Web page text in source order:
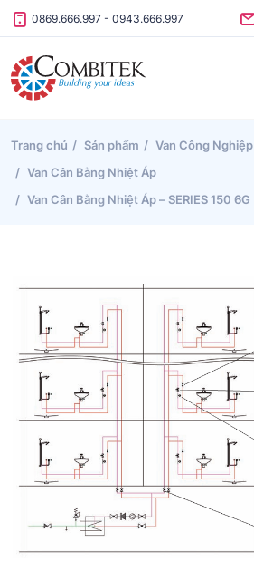
Skip to content
0869.666.997 - 0943.666.997
Trang chủ Sản phẩm
Van Công Nghiệp
Van Cân Bằng Nhiệt Áp
Van Cân Bằng Nhiệt Áp – SERIES 150 6G